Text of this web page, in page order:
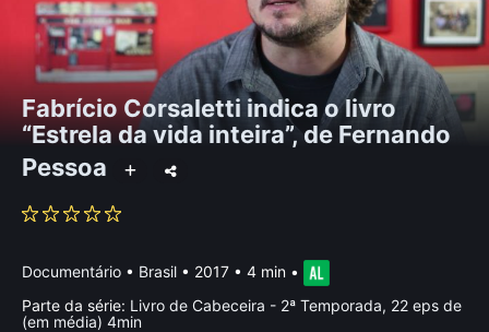
Fabrício Corsaletti indica o livro
“Estrela da vida inteira”, de Fernando
Pessoa
Documentário • Brasil • 2017 • 4 min •
Parte da série: Livro de Cabeceira - 2ª Temporada, 22 eps de
(em média) 4min